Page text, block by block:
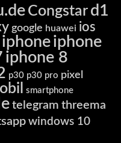
Congstar d1
google huawei ios
iphoneiphone
iphone 8
p30 p30 pro pixel
smartphone
telegram threema
windows 10